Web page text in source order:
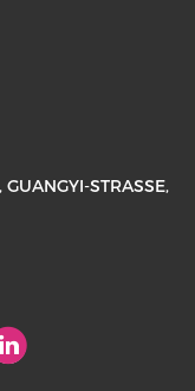
STRASSE,